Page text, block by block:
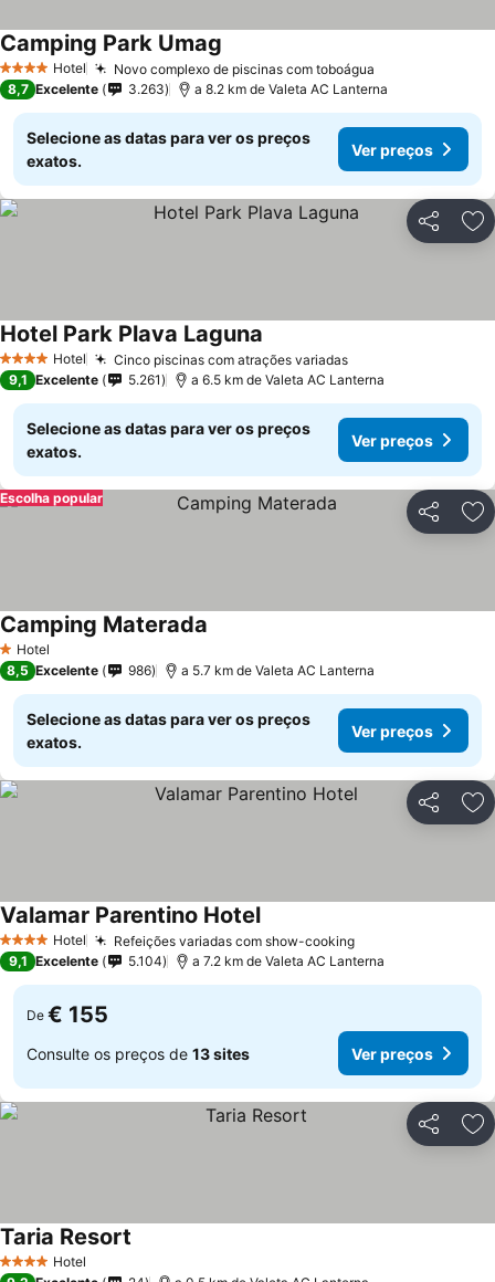
4 EstrelasHotel Novo complexo de piscinas com toboágua
Camping Park Umag
8,7 Excelente 3.263 a 8.2 km de Valeta AC Lanterna
Selecione as datas para ver os preços
exatos.
Ver preços
Partilhar
4 EstrelasHotel Cinco piscinas com atrações variadas
Hotel Park Plava Laguna
9,1 Excelente 5.261 a 6.5 km de Valeta AC Lanterna
Selecione as datas para ver os preços
exatos.
Ver preços
Partilhar
Escolha popular
1 Estrelas
Hotel
Camping Materada
8,5 Excelente 986 a 5.7 km de Valeta AC Lanterna
Selecione as datas para ver os preços
exatos.
Ver preços
Partilhar
4 EstrelasHotel Refeições variadas com show-cooking
Valamar Parentino Hotel
9,1 Excelente 5.104 a 7.2 km de Valeta AC Lanterna
De € 155
Consulte os preços de 13 sites Ver preços
Partilhar
4 EstrelasHotel
Taria Resort